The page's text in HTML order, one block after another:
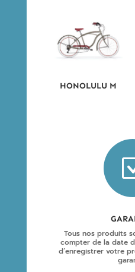
HONOLULU M
Tous nos produits
compter de la date
d’enregistrer votre